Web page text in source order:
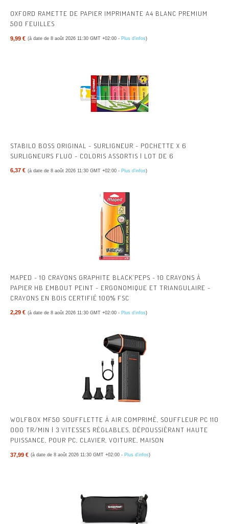
OXFORD RAMETTE DE PAPIER IMPRIMANTE A4 BLANC PREMIUM
500 FEUILLES
9,99 € (à date de 8 août 2026 11:30 GMT +02:00 - Plus d’infos)
STABILO BOSS ORIGINAL - SURLIGNEUR - POCHETTE X 6
SURLIGNEURS FLUO - COLORIS ASSORTIS | LOT DE 6
6,37 € (à date de 8 août 2026 11:30 GMT +02:00 - Plus d’infos)
MAPED - 10 CRAYONS GRAPHITE BLACK’PEPS - 10 CRAYONS À
PAPIER HB EMBOUT PEINT - ERGONOMIQUE ET TRIANGULAIRE -
CRAYONS EN BOIS CERTIFIÉ 100% FSC
2,29 € (à date de 8 août 2026 11:30 GMT +02:00 - Plus d’infos)
WOLFBOX MF50 SOUFFLETTE À AIR COMPRIMÉ, SOUFFLEUR PC 110
000 TR/MIN | 3 VITESSES RÉGLABLES, DÉPOUSSIÉRANT HAUTE
PUISSANCE, POUR PC, CLAVIER, VOITURE, MAISON
37,99 € (à date de 8 août 2026 11:30 GMT +02:00 - Plus d’infos)